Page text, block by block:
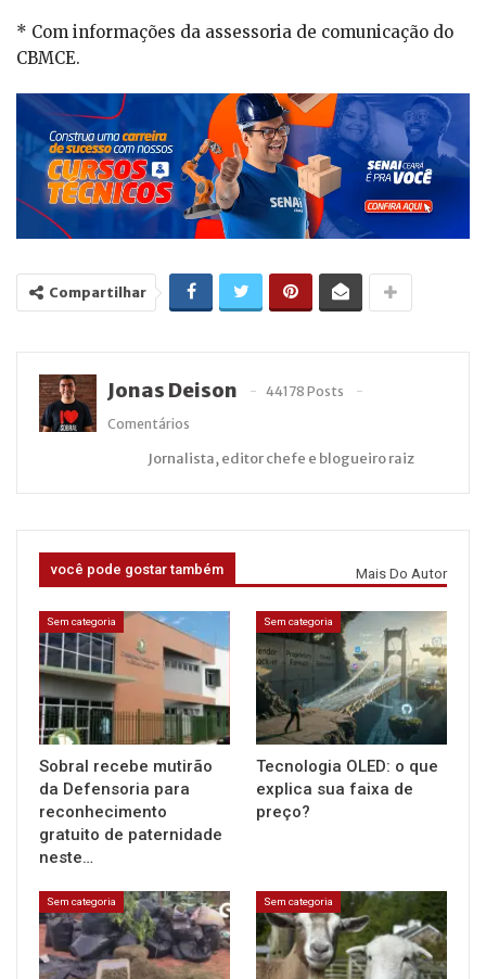
* Com informações da assessoria de comunicação do
CBMCE.
Compartilhar
Jonas Deison
44178 Posts
Comentários
Jornalista, editor chefe e blogueiro raiz
você pode gostar também Mais Do Autor
Sem categoria
Sobral recebe mutirão
da Defensoria para
reconhecimento
gratuito de paternidade
neste…
Sem categoria
Tecnologia OLED: o que
explica sua faixa de
preço?
Sem categoria Sem categoria